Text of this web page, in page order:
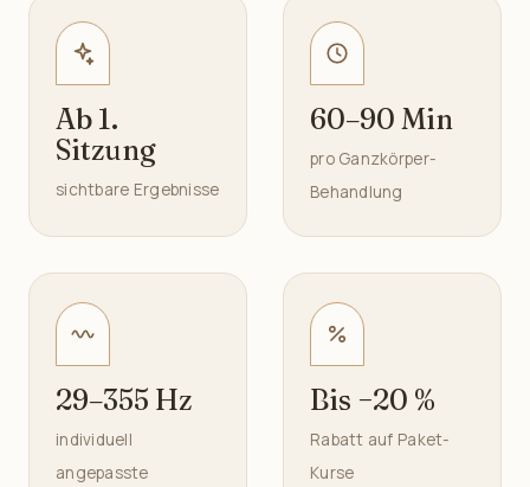
Ab 1.
Sitzung
sichtbare Ergebnisse
60–90 Min
pro Ganzkörper-
Behandlung
29–355 Hz
individuell
angepasste
Bis −20 %
Rabatt auf Paket-
Kurse